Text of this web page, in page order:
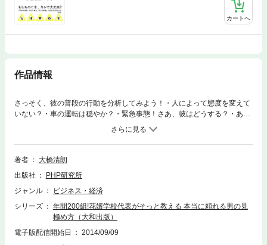
カートへ
作品情報
さっそく、彼の普段の行動を分析してみよう！・人によって態度を変えて
いない？・車の運転は穏やか？・緊急事態！さあ、彼はどうする？・あな
たの夢を応援してくれる？……などなど、“運命のパートナー”かどうかを
見抜ける方法が満載＜著者紹介＞大橋清朗「ＮＰＯ法人花婿学校」代表。
かつてモテなかった自分自身を改造し、失敗を重ねた末に、現在の奥さん
と出会う。これらの経験を生かし、「花婿学校」設立。「婚活」という言
立は年間200組を超えるほど実績を挙げている。現在、大手結婚情報サー
ビス、結婚相談所、行政など、全国規模で活躍するかたわら、テレビや新
著者
大橋清朗
出版社
PHP研究所
ジャンル
ビジネス・経済
シリーズ
年間200組!花婿学校代表がそっと教える 本当に頼れる男の見
極め方（大和出版）
電子版配信開始日
2014/09/09